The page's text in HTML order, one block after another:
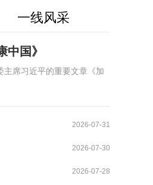
一线风采
中国》
席习近平的重要文章《加
2026-07-31
2026-07-30
2026-07-28